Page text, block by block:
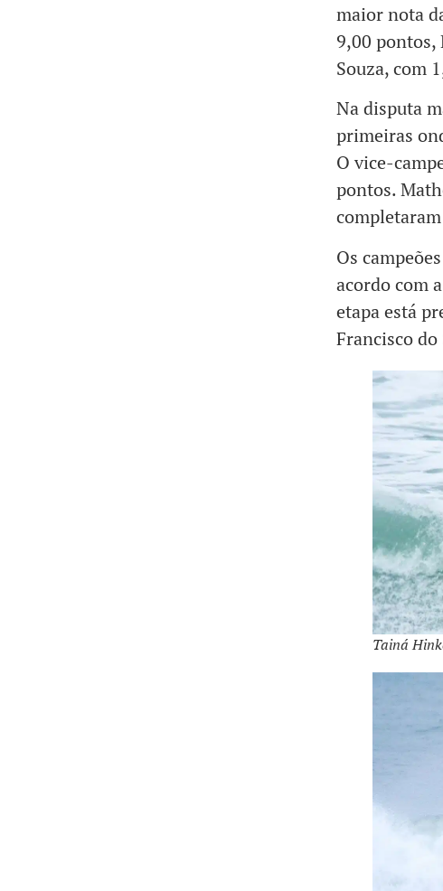
maior nota
9,00 pontos,
Souza, com
Na disputa
primeiras
O vice-
pontos.
Os
acordo com
etapa está
Francisco do
Tainá